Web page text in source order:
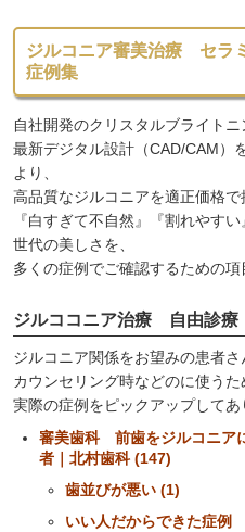
ジルコニア審美治療 セラ
症例集
自社開発のクリスタルブライトニ
最新デジタル設計（CAD/CAM）
より、
高品質なジルコニアを適正価格で
『白すぎて不自然』『割れやす
世代の美しさを、
多くの症例でご確認するための項
ジルココニア治療 自由診
ジルコニア関係をお望みの患者さ
カウンセリング時などのに使うた
実際の症例をピックアップしてあ
審美歯科 前歯をジルコニア
者｜北村歯科 (147)
歯並びが悪い (1)
いい人だからできた症例